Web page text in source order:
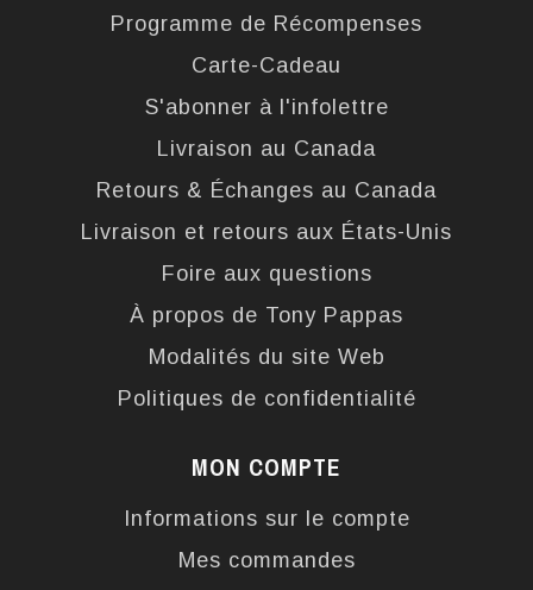
Programme de Récompenses
Carte-Cadeau
S'abonner à l'infolettre
Livraison au Canada
Retours & Échanges au Canada
Livraison et retours aux États-Unis
Foire aux questions
À propos de Tony Pappas
Modalités du site Web
Politiques de confidentialité
MON COMPTE
Informations sur le compte
Mes commandes